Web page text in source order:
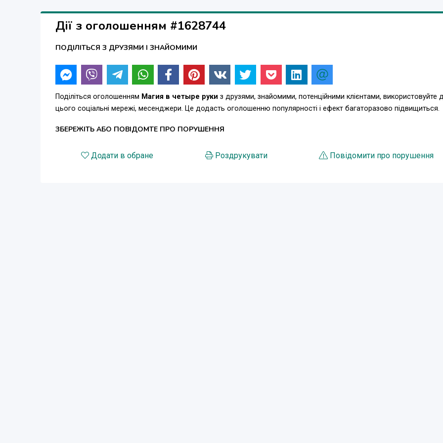
Дії з оголошенням #1628744
ПОДІЛІТЬСЯ З ДРУЗЯМИ І ЗНАЙОМИМИ
Поділіться оголошенням Магия в четыре руки з друзями, знайомими, потенційними клієнтами, використовуйте
цього соціальні мережі, месенджери. Це додасть оголошенню популярності і ефект багаторазово підвищиться.
ЗБЕРЕЖІТЬ АБО ПОВІДОМТЕ ПРО ПОРУШЕННЯ
Додати в обране Роздрукувати Повідомити про порушення